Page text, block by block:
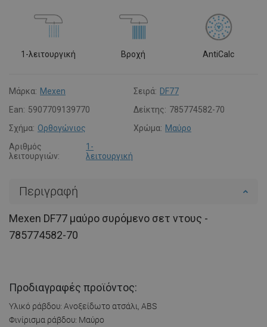
1-λειτουργική Βροχή AntiCalc
Μάρκα: Mexen Σειρά: DF77
Ean: 5907709139770 Δείκτης: 785774582-70
Σχήμα: Ορθογώνιος Χρώμα: Μαύρο
Αριθμός
λειτουργιών:
1-
λειτουργική
Περιγραφή
Mexen DF77 μαύρο συρόμενο σετ ντους -
785774582-70
Προδιαγραφές προϊόντος:
Υλικό ράβδου: Ανοξείδωτο ατσάλι, ABS
Φινίρισμα ράβδου: Μαύρο